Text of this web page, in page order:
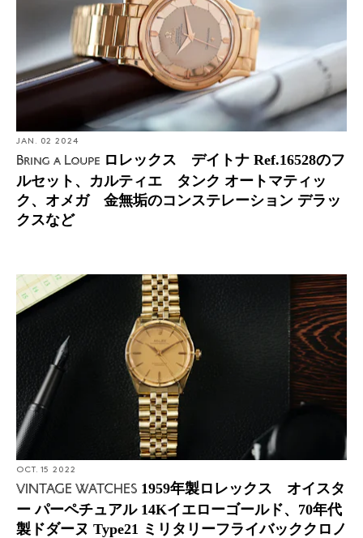
JAN. 02 2024
Bring a Loupe ロレックス デイトナ Ref.16528のフ
ルセット、カルティエ タンク オートマティッ
ク、オメガ 金無垢のコンステレーション デラッ
クスなど
OCT. 15 2022
VINTAGE WATCHES 1959年製ロレックス オイスタ
ー パーペチュアル 14Kイエローゴールド、70年代
製ドダーヌ Type21 ミリタリーフライバッククロノ